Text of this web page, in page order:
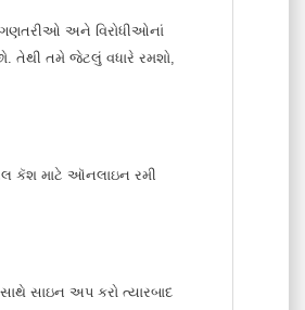
અને વિરોધીઓનાં
તેથી તમે જેટલું વધારે રમશો,
કૅશ માટે ઑનલાઇન રમી
સાઇન અપ કરો ત્યારબાદ